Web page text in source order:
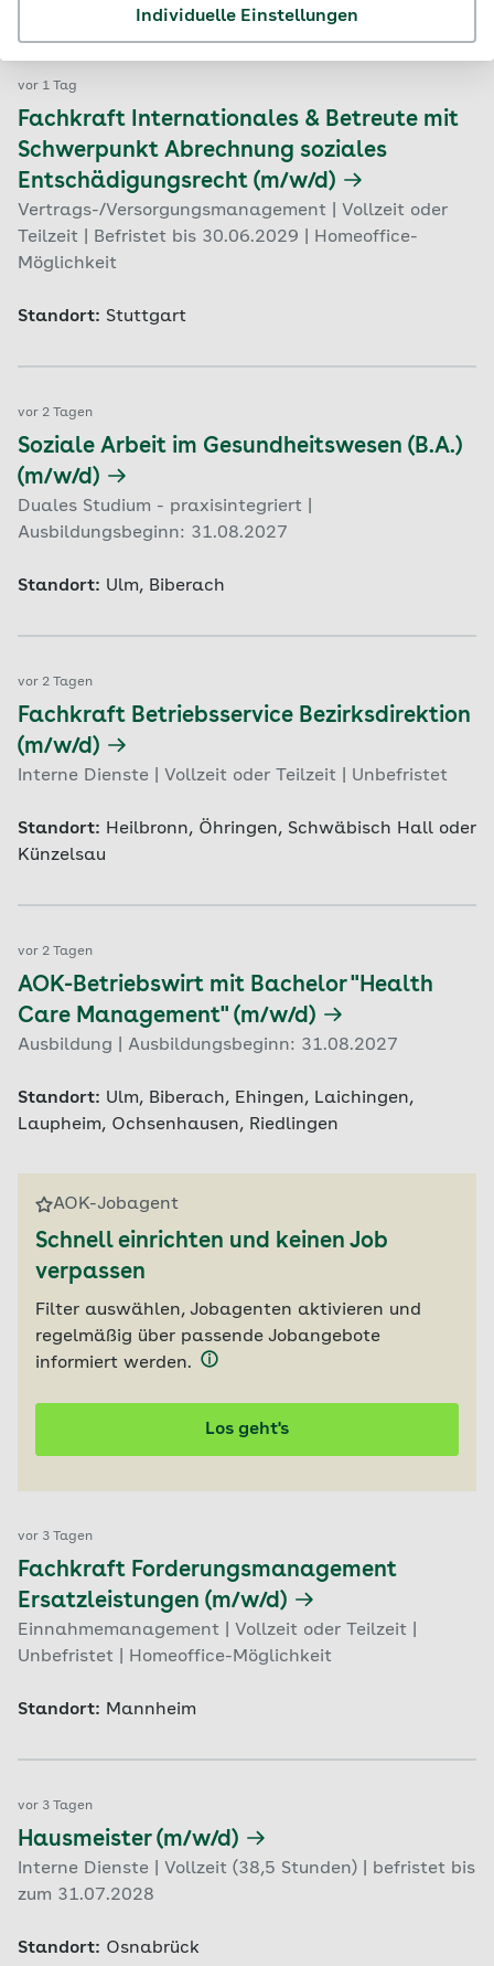
Individuelle Einstellungen
vor 1 Tag
Fachkraft Internationales & Betreute mit
Schwerpunkt Abrechnung soziales
Entschädigungsrecht (m/w/d)
Vertrags-/Versorgungsmanagement | Vollzeit oder
Teilzeit | Befristet bis 30.06.2029 | Homeoffice-
Möglichkeit
Standort: Stuttgart
vor 2 Tagen
Soziale Arbeit im Gesundheitswesen (B.A.)
(m/w/d)
Duales Studium - praxisintegriert |
Ausbildungsbeginn: 31.08.2027
Standort: Ulm, Biberach
vor 2 Tagen
Fachkraft Betriebsservice Bezirksdirektion
(m/w/d)
Interne Dienste | Vollzeit oder Teilzeit | Unbefristet
Standort: Heilbronn, Öhringen, Schwäbisch Hall oder
Künzelsau
vor 2 Tagen
AOK-Betriebswirt mit Bachelor "Health
Care Management" (m/w/d)
Ausbildung | Ausbildungsbeginn: 31.08.2027
Standort: Ulm, Biberach, Ehingen, Laichingen,
Laupheim, Ochsenhausen, Riedlingen
AOK-Jobagent
Schnell einrichten und keinen Job
verpassen
Filter auswählen, Jobagenten aktivieren und
regelmäßig über passende Jobangebote
informiert werden.
Los geht's
vor 3 Tagen
Fachkraft Forderungsmanagement
Ersatzleistungen (m/w/d)
Einnahmemanagement | Vollzeit oder Teilzeit |
Unbefristet | Homeoffice-Möglichkeit
Standort: Mannheim
vor 3 Tagen
Hausmeister (m/w/d)
Interne Dienste | Vollzeit (38,5 Stunden) | befristet bis
zum 31.07.2028
Standort: Osnabrück